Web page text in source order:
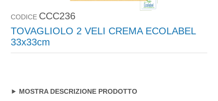
CODICE CCC236
TOVAGLIOLO 2 VELI CREMA ECOLABEL
33x33cm
MOSTRA DESCRIZIONE PRODOTTO